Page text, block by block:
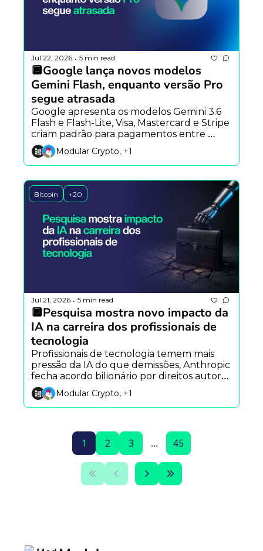
Jul 22, 2026 • 5 min read
🔲Google lança novos modelos
Gemini Flash, enquanto versão Pro
segue atrasada
Google apresenta os modelos Gemini 3.6
Flash e Flash-Lite, Visa, Mastercard e Stripe
criam padrão para pagamentos entre
agentes de IA, e Block lança plataforma
aberta para colaboração com agentes.
Modular Crypto, +1
Bitcoin +20
Jul 21, 2026 • 5 min read
🔲Pesquisa mostra novo impacto da
IA na carreira dos profissionais de
tecnologia
Profissionais de tecnologia temem mais
pressão da IA do que demissões, Anthropic
fecha acordo bilionário por direitos autorais
e Robinhood libera agentes de IA para
investimentos.
Modular Crypto, +1
1 2 3 ... 45